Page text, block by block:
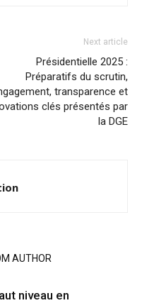
Next article
Présidentielle 2025 :
Préparatifs du scrutin,
transparence et
clés présentés par
la DGE
AUTHOR
niveau en